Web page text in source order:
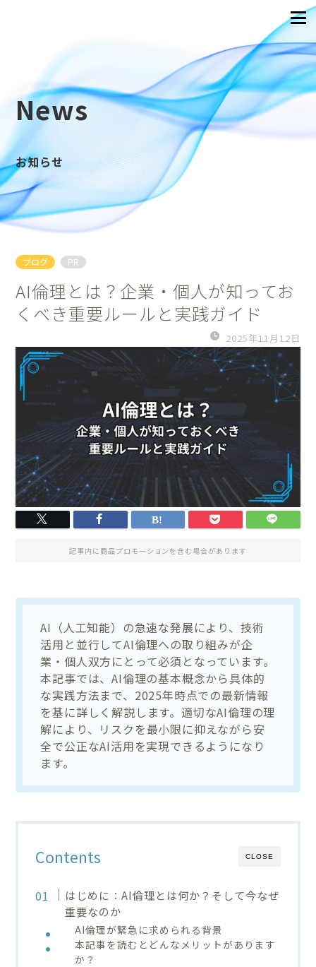
News
お知らせ
ブログ PR
AI倫理とは？企業・個人が知ってお
くべき重要ルールと実践ガイド
2025年11月12日
記事内に商品プロモーションを含む場合があります
AI（人工知能）の急速な発展により、技術
活用と並行してAI倫理への取り組みが企
業・個人双方にとって必須となっています。
本記事では、AI倫理の基本概念から具体的
な実践方法まで、2025年時点での最新情報
を基に詳しく解説します。適切なAI倫理の理
解により、リスクを最小限に抑えながら安
全で公正なAI活用を実現できるようになり
ます。
CLOSE
Contents
はじめに：AI倫理とは何か？そして今なぜ
重要なのか
AI倫理が緊急に求められる背景
本記事を読むとどんなメリットがあります
か？